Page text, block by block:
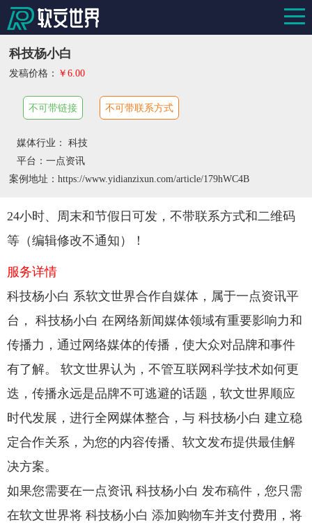
科技杨小白
发稿价格： ￥6.00
不可带链接 不可带联系方式
媒体行业： 科技
平台：一点资讯
案例地址：https://www.yidianzixun.com/article/179hWC4B
24小时、周末和节假日可发，不带联系方式和二维码
等（编辑修改不通知）！
服务详情
科技杨小白 系软文世界合作自媒体，属于一点资讯平
台， 科技杨小白 在网络新闻媒体领域有重要影响力和
传播力，通过网络媒体的传播，使大众对品牌和事件
有了解。 软文世界认为，不管互联网科学技术如何更
迭，传播永远是品牌不可逃避的话题，软文世界顺应
时代发展，进行全网媒体整合，与 科技杨小白 建立稳
定合作关系，为您的内容传播、软文发布提供最佳解
决方案。
如果您需要在一点资讯 科技杨小白 发布稿件，您只需
在软文世界将 科技杨小白 添加购物车并支付费用，将